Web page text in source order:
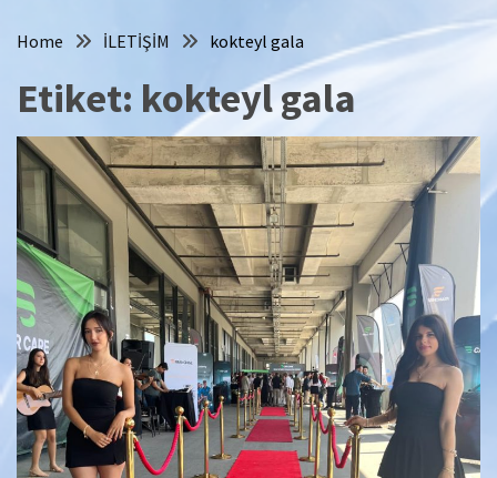
Home İLETİŞİM kokteyl gala
Etiket: kokteyl gala